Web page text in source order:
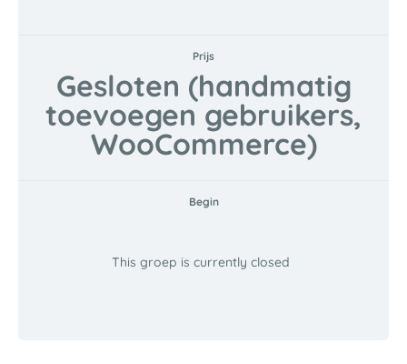
Prijs
Gesloten (handmatig
toevoegen gebruikers,
WooCommerce)
Begin
This groep is currently closed